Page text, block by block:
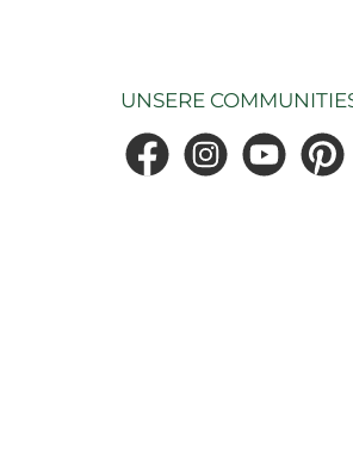
UNSERE
FacebookInstagramYouTube